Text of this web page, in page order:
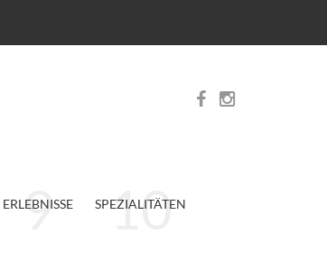
ERLEBNISSE SPEZIALITÄTEN